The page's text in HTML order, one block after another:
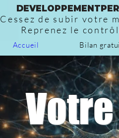
Cessez de subir votre
Reprenez le
Accueil Bilan